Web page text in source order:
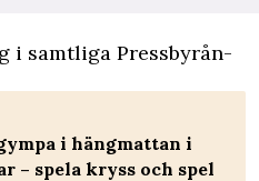
i samtliga Pressbyrån-
i hängmattan i
– spela kryss och spel